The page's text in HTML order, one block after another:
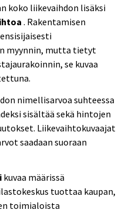
koko liikevaihdon lisäksi
. Rakentamisen
myynnin, mutta tietyt
se kuvaa
nimellisarvoa suhteessa
sisältää sekä hintojen
Liikevaihtokuvaajat
saadaan suoraan
kuvaa määrissä
tuottaa kaupan,
toimialoista